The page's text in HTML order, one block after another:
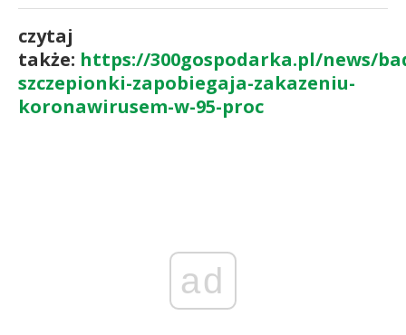
czytaj
także: https://300gospodarka.pl/news/
szczepionki-zapobiegaja-zakazeniu-
koronawirusem-w-95-proc
ad